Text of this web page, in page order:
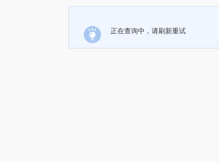
正在查询中，请刷新重试